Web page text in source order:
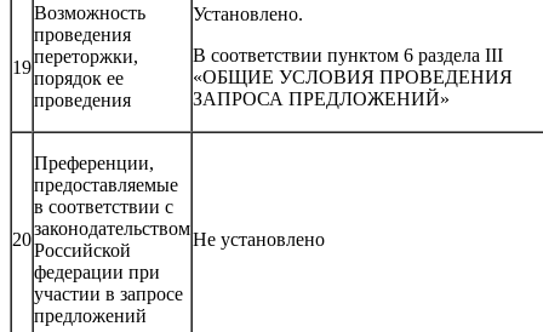
19
Возможность
проведения
переторжки,
порядок ее
проведения
Установлено.
В соответствии пунктом 6 раздела III
«ОБЩИЕ УСЛОВИЯ ПРОВЕДЕНИЯ
ЗАПРОСА ПРЕДЛОЖЕНИЙ»
20
Преференции,
предоставляемые
в соответствии с
законодательством
Российской
федерации при
участии в запросе
предложений
Не установлено